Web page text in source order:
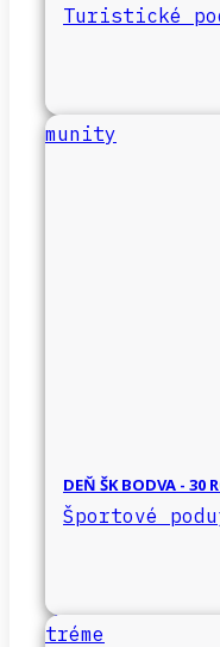
Turistické
DEŇ ŠK BODVA - 30
Športové